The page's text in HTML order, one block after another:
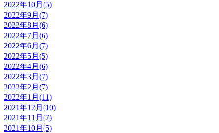
2022年10月(5)
2022年9月(7)
2022年8月(6)
2022年7月(6)
2022年6月(7)
2022年5月(5)
2022年4月(6)
2022年3月(7)
2022年2月(7)
2022年1月(11)
2021年12月(10)
2021年11月(7)
2021年10月(5)